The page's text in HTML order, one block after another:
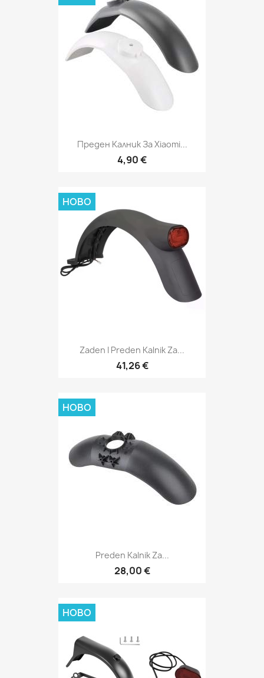
Преден Калник За Xiaomi...
4,90 €
Zaden I Preden Kalnik Za...
41,26 €
НОВО
Preden Kalnik Za...
28,00 €
НОВО
НОВО